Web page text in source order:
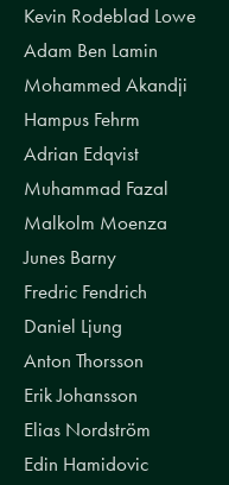
Kevin Rodeblad Lowe
Adam Ben Lamin
Mohammed Akandji
Hampus Fehrm
Adrian Edqvist
Muhammad Fazal
Malkolm Moenza
Junes Barny
Fredric Fendrich
Daniel Ljung
Anton Thorsson
Erik Johansson
Elias Nordström
Edin Hamidovic